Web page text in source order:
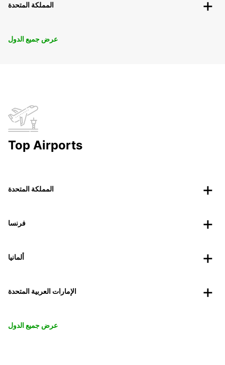
المملكة المتحدة
عرض جميع الدول
Top Airports
المملكة المتحدة
فرنسا
ألمانيا
الإمارات العربية المتحدة
عرض جميع الدول